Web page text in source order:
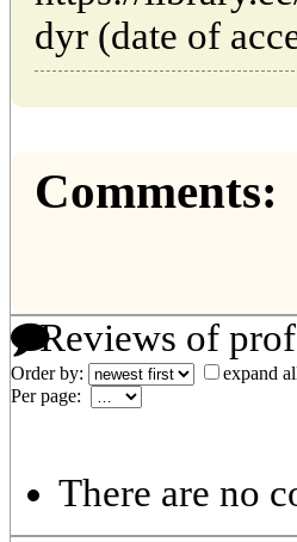
dyr (date of
Comments:
Reviews of
Order by:
expand
Per page:
There are no